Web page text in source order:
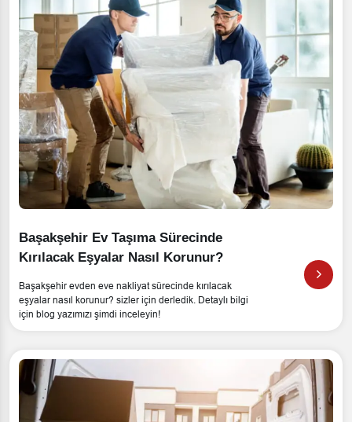
Başakşehir Ev Taşıma Sürecinde
Kırılacak Eşyalar Nasıl Korunur?
Başakşehir evden eve nakliyat sürecinde kırılacak
eşyalar nasıl korunur? sizler için derledik. Detaylı bilgi
için blog yazımızı şimdi inceleyin!